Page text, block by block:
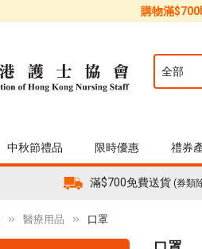
購物滿
中秋節禮品 限時優惠 禮券
滿$700免費送貨 (券類
醫療用品 口罩